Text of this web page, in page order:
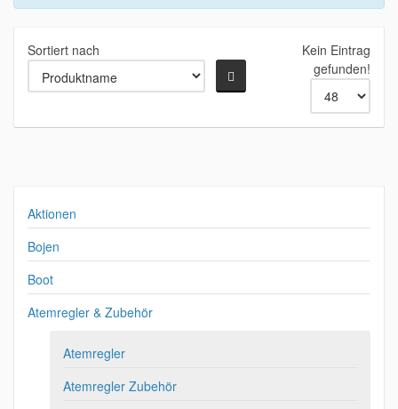
Sortiert nach
Kein Eintrag
gefunden!
Aktionen
Bojen
Boot
Atemregler & Zubehör
Atemregler
Atemregler Zubehör